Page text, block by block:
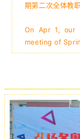
期第二次全体教
On Apr 1, our
meeting of